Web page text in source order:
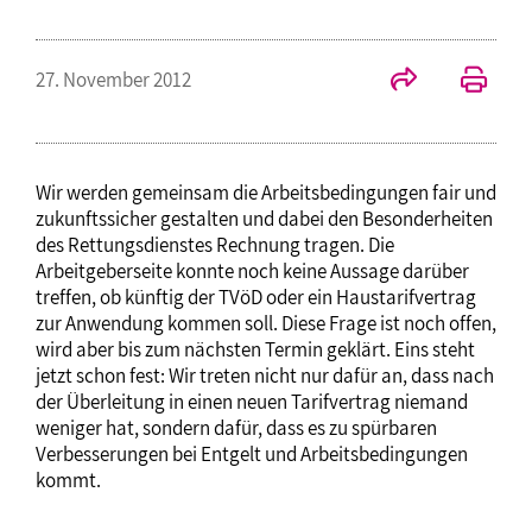
27. November 2012
Wir werden gemeinsam die Arbeitsbedingungen fair und
zukunftssicher gestalten und dabei den Besonderheiten
des Rettungsdienstes Rechnung tragen. Die
Arbeitgeberseite konnte noch keine Aussage darüber
treffen, ob künftig der TVöD oder ein Haustarifvertrag
zur Anwendung kommen soll. Diese Frage ist noch offen,
wird aber bis zum nächsten Termin geklärt. Eins steht
jetzt schon fest: Wir treten nicht nur dafür an, dass nach
der Überleitung in einen neuen Tarifvertrag niemand
weniger hat, sondern dafür, dass es zu spürbaren
Verbesserungen bei Entgelt und Arbeitsbedingungen
kommt.